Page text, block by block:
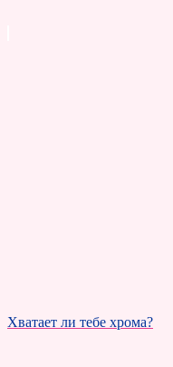
Хватает ли тебе хрома?